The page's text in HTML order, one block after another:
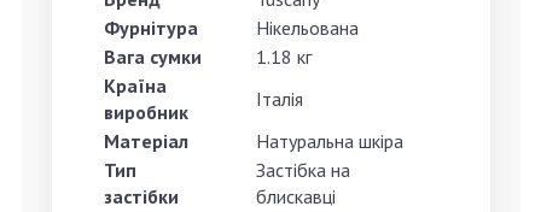
Фурнітура
Нікельована
Вага сумки
1.18 кг
Країна
виробник
Італія
Матеріал
Натуральна шкіра
Тип
застібки
Застібка на
блискавці